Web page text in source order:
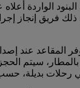
البنود الواردة
ذلك فريق إنجاز
المقاعد عند إصدار
سيتم
رحلات بديلة،